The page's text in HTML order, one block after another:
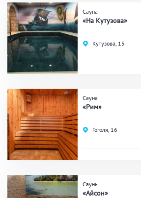
Массаж
Кедровая бочка
СПА
Гидромассаж
Общие
Круглосуточно
Банный комплекс
Аква-зона
Сауна
«На Кутузова»
Кутузова, 15
Сауна
«Рим»
Гоголя, 16
Сауны
«Айсон»